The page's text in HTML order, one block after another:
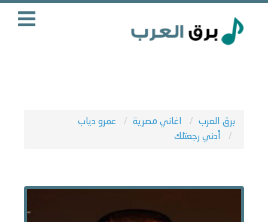
برق العرب اغاني مصرية
عمرو دياب
أدني رجعتلك